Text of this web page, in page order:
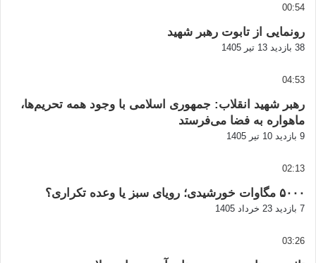
00:54
رونمایی از تابوت رهبر شهید
38 بازدید 13 تیر 1405
04:53
رهبر شهید انقلاب: جمهوری اسلامی با وجود همه تحریم‌ها،
ماهواره به فضا می‌فرستد
9 بازدید 10 تیر 1405
02:13
۵۰۰۰ مگاوات خورشیدی؛ رویای سبز یا وعده تکراری؟
7 بازدید 23 خرداد 1405
03:26